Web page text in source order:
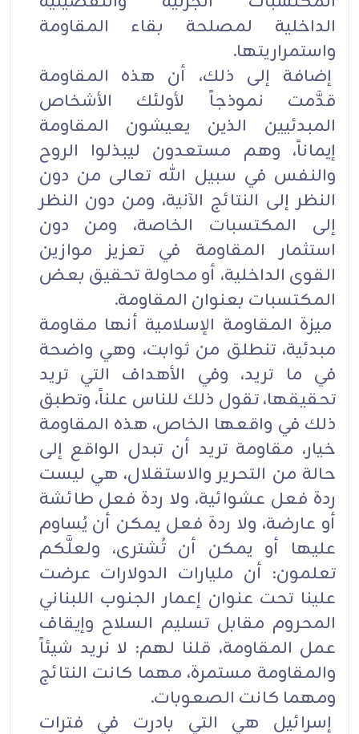
الداخلية لمصلحة بقاء المقاومة
واستمراريتها.
إضافة إلى ذلك، أن هذه المقاومة
قدَّمت نموذجاً لأولئك الأشخاص
المبدئيين الذين يعيشون المقاومة
إيماناً، وهم مستعدون ليبذلوا الروح
والنفس في سبيل الله تعالى من دون
النظر إلى النتائج الآنية، ومن دون النظر
إلى المكتسبات الخاصة، ومن دون
استثمار المقاومة في تعزيز موازين
القوى الداخلية، أو محاولة تحقيق بعض
المكتسبات بعنوان المقاومة.
ميزة المقاومة الإسلامية أنها مقاومة
مبدئية، تنطلق من ثوابت، وهي واضحة
في ما تريد، وفي الأهداف التي تريد
تحقيقها، تقول ذلك للناس علناً، وتطبق
ذلك في واقعها الخاص، هذه المقاومة
خيار، مقاومة تريد أن تبدل الواقع إلى
حالة من التحرير والاستقلال، هي ليست
ردة فعل عشوائية، ولا ردة فعل طائشة
أو عارضة، ولا ردة فعل يمكن أن يُساوم
عليها أو يمكن أن تُشترى، ولعلَّكم
تعلمون: أن مليارات الدولارات عرضت
علينا تحت عنوان إعمار الجنوب اللبناني
المحروم مقابل تسليم السلاح وإيقاف
عمل المقاومة، قلنا لهم: لا نريد شيئاً
والمقاومة مستمرة، مهما كانت النتائج
ومهما كانت الصعوبات.
إسرائيل هي التي بادرت في فترات